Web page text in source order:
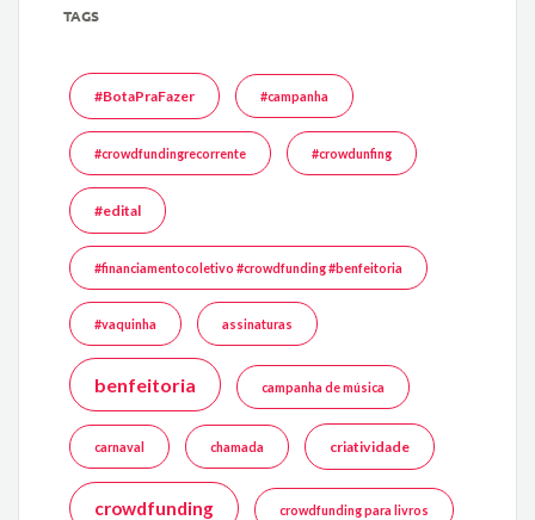
TAGS
#BotaPraFazer #campanha
#crowdfundingrecorrente #crowdunfing
#edital
#financiamentocoletivo #crowdfunding #benfeitoria
#vaquinha assinaturas
benfeitoria campanha de música
carnaval chamada criatividade
crowdfunding crowdfunding para livros